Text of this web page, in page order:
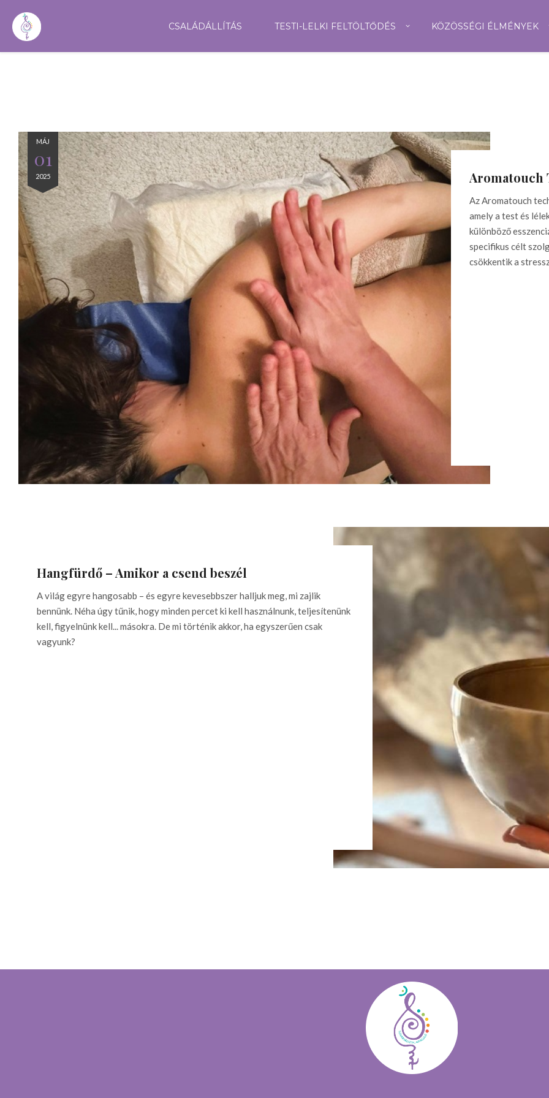
CSALÁDÁLLÍTÁS TESTI-LELKI FELTÖLTŐDÉS KÖZÖSSÉGI ÉLMÉNYEK
MÁJ
01
2025 Aromatouch
Az Aromatouch
amely a test és
különböző
specifikus célt
csökkentik a
Hangfürdő – Amikor a csend beszél
A világ egyre hangosabb – és egyre kevesebbszer halljuk meg, mi zajlik
bennünk. Néha úgy tűnik, hogy minden percet ki kell használnunk, teljesítenünk
kell, figyelnünk kell... másokra. De mi történik akkor, ha egyszerűen csak
vagyunk?